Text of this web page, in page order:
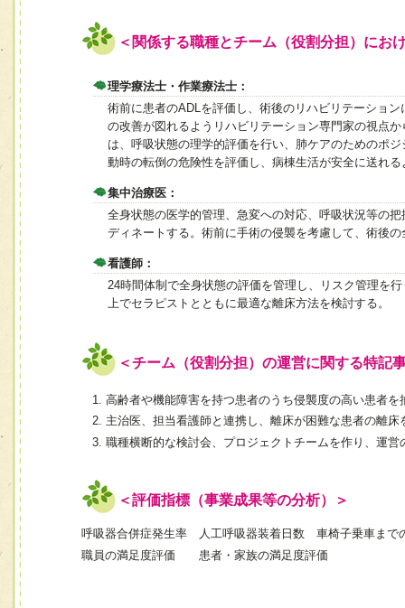
＜関係する職種とチーム（役割分担）にお
理学療法士・作業療法士：
術前に患者のADLを評価し、術後のリハビリテーショ
の改善が図れるようリハビリテーション専門家の視点
は、呼吸状態の理学的評価を行い、肺ケアのためのポ
動時の転倒の危険性を評価し、病棟生活が安全に送れ
集中治療医：
全身状態の医学的管理、急変への対応、呼吸状況等の
ディネートする。術前に手術の侵襲を考慮して、術後
看護師：
24時間体制で全身状態の評価を管理し、リスク管理を
上でセラピストとともに最適な離床方法を検討する。
＜チーム（役割分担）の運営に関する特記
高齢者や機能障害を持つ患者のうち侵襲度の高い患者を
主治医、担当看護師と連携し、離床が困難な患者の離
職種横断的な検討会、プロジェクトチームを作り、運営
＜評価指標（事業成果等の分析）＞
呼吸器合併症発生率 人工呼吸器装着日数 車椅子乗車まで
職員の満足度評価 患者・家族の満足度評価